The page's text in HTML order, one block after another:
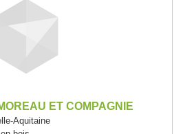
ET COMPAGNIE
Aquitaine